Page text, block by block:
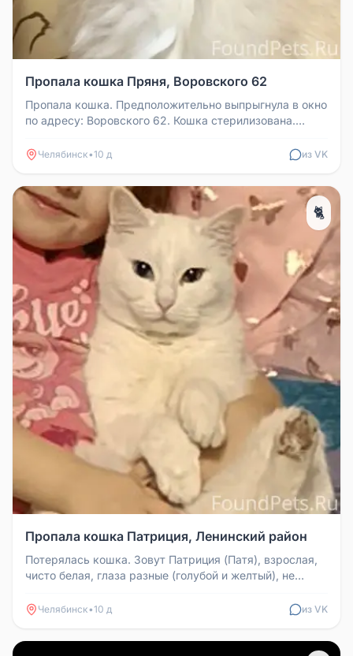
Пропала кошка Пряня, Воровского 62
Пропала кошка. Предположительно выпрыгнула в окно
по адресу: Воровского 62. Кошка стерилизована.
Челябинск•10 д из VK
🐈
Пропала кошка Патриция, Ленинский район
Потерялась кошка. Зовут Патриция (Патя), взрослая,
чисто белая, глаза разные (голубой и желтый), не
Челябинск•10 д из VK